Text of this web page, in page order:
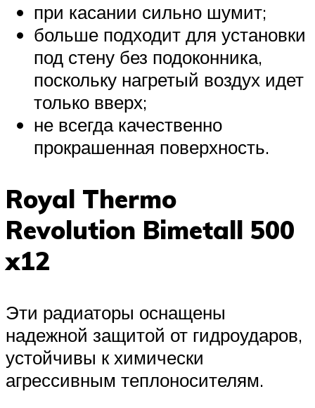
при касании сильно шумит;
больше подходит для установки
под стену без подоконника,
поскольку нагретый воздух идет
только вверх;
не всегда качественно
прокрашенная поверхность.
Royal Thermo
Revolution Bimetall 500
x12
Эти радиаторы оснащены
надежной защитой от гидроударов,
устойчивы к химически
агрессивным теплоносителям.